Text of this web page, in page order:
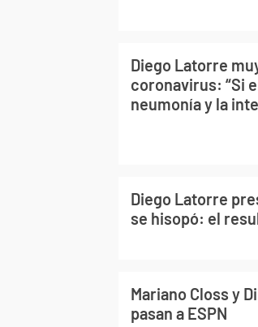
Diego Latorre
coronavirus: “Si
neumonía y la
Diego Latorre
se hisopó: el
Mariano Closs y
pasan a ESPN